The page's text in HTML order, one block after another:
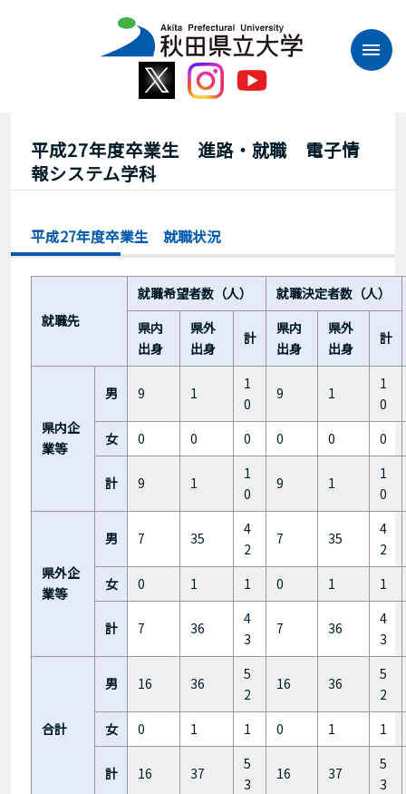
平成27年度卒業生 進路・就職 電子情
報システム学科
平成27年度卒業生 就職状況
就職先
就職希望者数（人）
就職決定者数（人）
県内
出身
県外
出身
計
県内
出身
県外
出身
計
県内企
業等
男 9 1
1
0
9 1
1
0
女
0 0 0 0 0 0
計 9 1
1
0
9 1
1
0
県外企
業等
男 7 35
4
2
7 35
4
2
女
0 1 1 0 1 1
計 7 36
4
3
7 36
4
3
合計
男 16 36
5
2
16 36
5
2
女
0 1 1 0 1 1
計 16 37
5
3
16 37
5
3